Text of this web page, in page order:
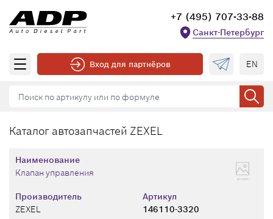
+7 (495) 707-33-88
Санкт-Петербург
Вход для партнёров EN
Каталог автозапчастей ZEXEL
Производитель
ZEXEL
Артикул
146110-3320
Наименование
Клапан управления